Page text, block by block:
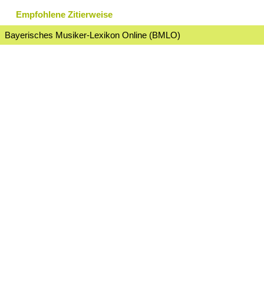
Empfohlene Zitierweise
Bayerisches Musiker-Lexikon Online (BMLO)